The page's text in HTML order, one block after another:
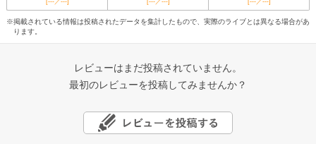
[---／---] [---／---] [---／---]
※掲載されている情報は投稿されたデータを集計したもので、実際のライブとは異なる場合があ
ります。
レビューはまだ投稿されていません。
最初のレビューを投稿してみませんか？